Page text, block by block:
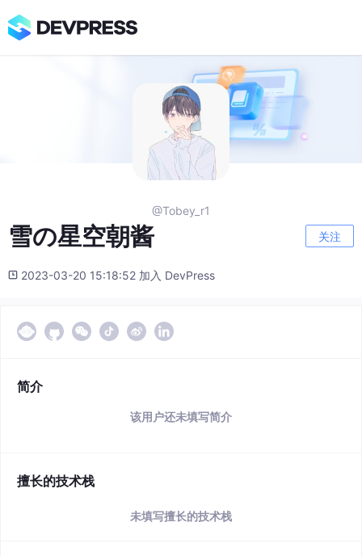
@Tobey_r1
雪の星空朝酱 关注
2023-03-20 15:18:52 加入 DevPress
简介
该用户还未填写简介
擅长的技术栈
未填写擅长的技术栈